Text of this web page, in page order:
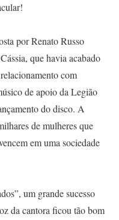
por Renato Russo
que havia acabado
com
de apoio da Legião
do disco. A
de mulheres que
em uma sociedade
um grande sucesso
da cantora ficou tão bom